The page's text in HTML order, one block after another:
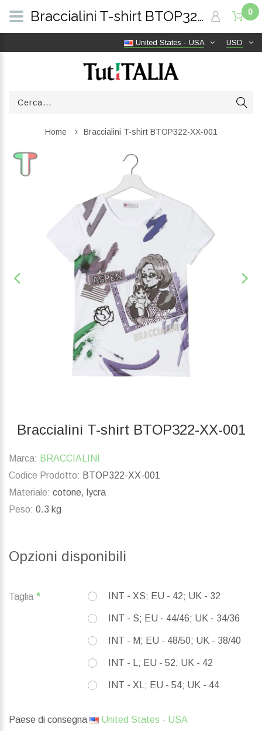
USD
United States - USA
0
Home Braccialini T-shirt BTOP322-XX-001
Braccialini T-shirt BTOP322-XX-001
Marca: BRACCIALINI
Codice Prodotto: BTOP322-XX-001
Materiale: cotone, lycra
Peso: 0.3 kg
Opzioni disponibili
Taglia INT - XS; EU - 42; UK - 32
INT - S; EU - 44/46; UK - 34/36
INT - M; EU - 48/50; UK - 38/40
INT - L; EU - 52; UK - 42
INT - XL; EU - 54; UK - 44
Paese di consegna United States - USA
Braccialini T-shirt BTOP322-XX-001 | TutITALIA